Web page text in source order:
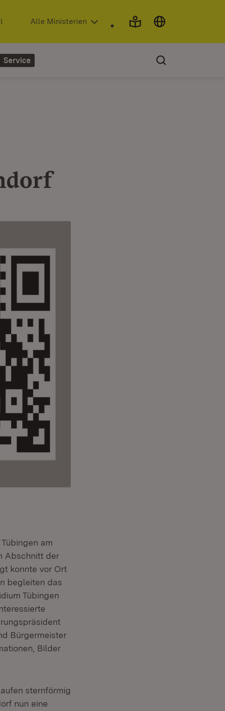
(Öffnet in neuem Fenster)
Alle Ministerien
Service
am
Abschnitt der
konnte vor Ort
begleiten das
Tübingen
Bürgermeister
Bilder
sternförmig
nun eine